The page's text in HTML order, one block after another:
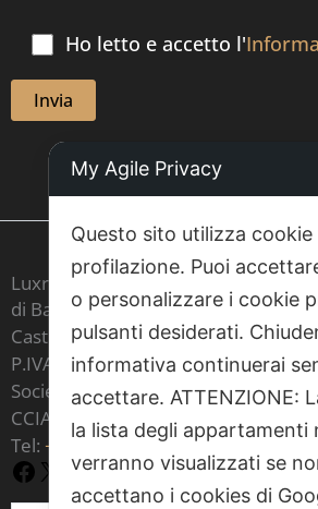
Ho letto e accetto l'
Luxrest Venice sas
di Barbara Cristina Maria Carron &
Castello 6604 - 30122 Venezia
P.IVA IT 03541970277
Società iscritta al ruolo degli agenti
CCIAA di Venezia al numero 1797
Tel: +39 377 70 86 073
Facebook
X YouTube
My Agile Privacy
Questo sito utilizza
profilazione. Puoi
o personalizzare i cookie
pulsanti desiderati.
informativa continuerai
accettare. ATTENZIONE:
la lista degli appartamenti
verranno visualizzati se
accettano i cookies di